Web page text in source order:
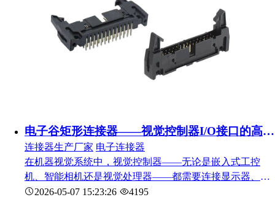
电子谷矩形连接器——视觉控制器I/O接口的高密度信号集成方案
连接器生产厂家 电子连接器
在机器视觉系统中，视觉控制器——无论是嵌入式工控
机、智能相机还是视觉处理器——都需要连接显示器、键
盘鼠标、光源、传感器和PLC等多种外围设备。这些接口
2026-05-07 15:23:26 4195